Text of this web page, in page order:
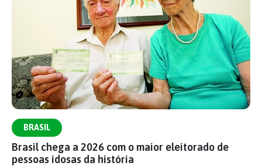
BRASIL
Brasil chega a 2026 com o maior eleitorado de
pessoas idosas da história